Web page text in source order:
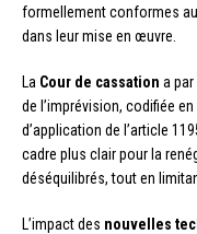
formellement conformes
dans leur mise en œuvre.
La Cour de cassation a
de l’imprévision, codifiée
d’application de l’article
cadre plus clair pour la
déséquilibrés, tout en
L’impact des nouvelles